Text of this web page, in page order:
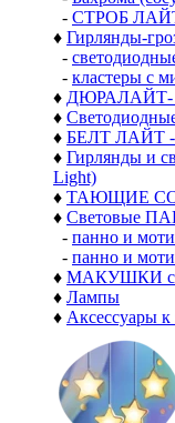
- СТРОБ
♦ Гирлянды-
-
- кластеры с
♦ ДЮРАЛАЙТ-
♦
♦ БЕЛТ ЛАЙТ -
♦ Гирлянды и
Light)
♦ ТАЮЩИЕ
♦ Световые
- панно и
- панно и
♦ МАКУШКИ
♦ Лампы
♦ Аксессуары к